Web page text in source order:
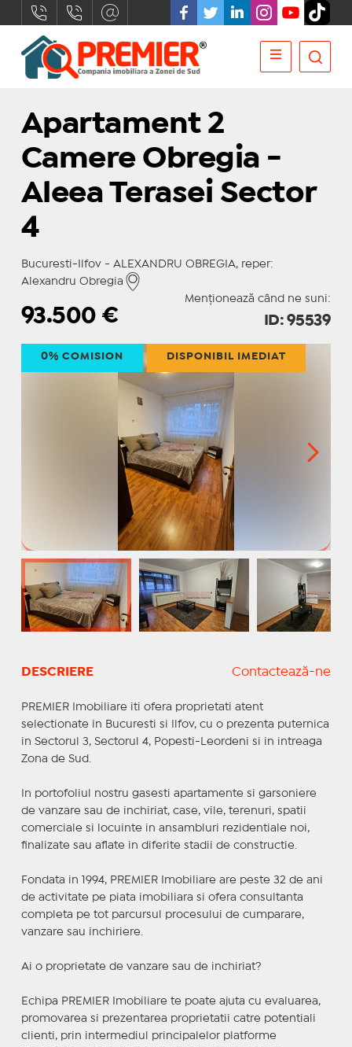
Apartament 2
Camere Obregia -
Aleea Terasei Sector
4
Bucuresti-Ilfov - ALEXANDRU OBREGIA, reper:
Alexandru Obregia
Menționează când ne suni:
93.500€ ID: 95539
0% COMISION DISPONIBIL IMEDIAT
DESCRIERE Contactează-ne
PREMIER Imobiliare iti ofera proprietati atent
selectionate in Bucuresti si Ilfov, cu o prezenta puternica
in Sectorul 3, Sectorul 4, Popesti-Leordeni si in intreaga
Zona de Sud.
In portofoliul nostru gasesti apartamente si garsoniere
de vanzare sau de inchiriat, case, vile, terenuri, spatii
comerciale si locuinte in ansambluri rezidentiale noi,
finalizate sau aflate in diferite stadii de constructie.
Fondata in 1994, PREMIER Imobiliare are peste 32 de ani
de activitate pe piata imobiliara si ofera consultanta
completa pe tot parcursul procesului de cumparare,
vanzare sau inchiriere.
Ai o proprietate de vanzare sau de inchiriat?
Echipa PREMIER Imobiliare te poate ajuta cu evaluarea,
promovarea si prezentarea proprietatii catre potentiali
clienti, prin intermediul principalelor platforme